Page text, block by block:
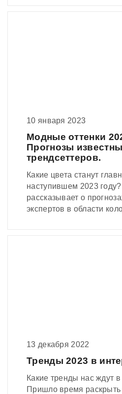
10 января 2023
Модные оттенки
Прогнозы
трендсеттеров.
Какие цвета станут
наступившем 2023
рассказывает о
экспертов в области
13 декабря 2022
Тренды 2023 в
Какие тренды нас ждут
Пришло время раскрыть